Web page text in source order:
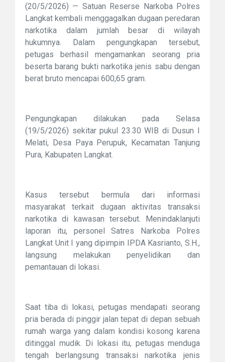
(20/5/2026) — Satuan Reserse Narkoba Polres
Langkat kembali menggagalkan dugaan peredaran
narkotika dalam jumlah besar di wilayah
hukumnya. Dalam pengungkapan tersebut,
petugas berhasil mengamankan seorang pria
beserta barang bukti narkotika jenis sabu dengan
berat bruto mencapai 600,65 gram.
Pengungkapan dilakukan pada Selasa
(19/5/2026) sekitar pukul 23.30 WIB di Dusun I
Melati, Desa Paya Perupuk, Kecamatan Tanjung
Pura, Kabupaten Langkat.
Kasus tersebut bermula dari informasi
masyarakat terkait dugaan aktivitas transaksi
narkotika di kawasan tersebut. Menindaklanjuti
laporan itu, personel Satres Narkoba Polres
Langkat Unit I yang dipimpin IPDA Kasrianto, S.H.,
langsung melakukan penyelidikan dan
pemantauan di lokasi.
Saat tiba di lokasi, petugas mendapati seorang
pria berada di pinggir jalan tepat di depan sebuah
rumah warga yang dalam kondisi kosong karena
ditinggal mudik. Di lokasi itu, petugas menduga
tengah berlangsung transaksi narkotika jenis